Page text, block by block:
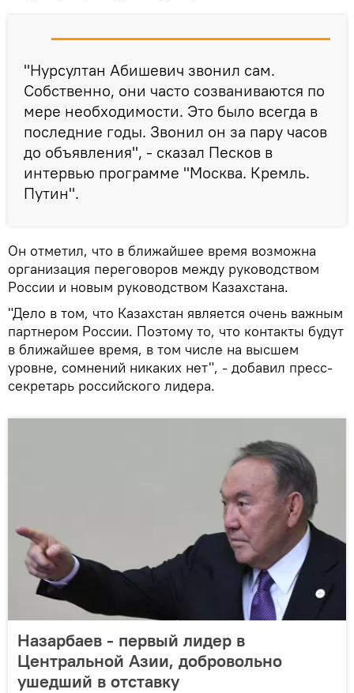
"Нурсултан Абишевич звонил сам.
Собственно, они часто созваниваются по
мере необходимости. Это было всегда в
последние годы. Звонил он за пару часов
до объявления", - сказал Песков в
интервью программе "Москва. Кремль.
Путин".
Он отметил, что в ближайшее время возможна
организация переговоров между руководством
России и новым руководством Казахстана.
"Дело в том, что Казахстан является очень важным
партнером России. Поэтому то, что контакты будут
в ближайшее время, в том числе на высшем
уровне, сомнений никаких нет", - добавил пресс-
секретарь российского лидера.
Назарбаев - первый лидер в
Центральной Азии, добровольно
ушедший в отставку